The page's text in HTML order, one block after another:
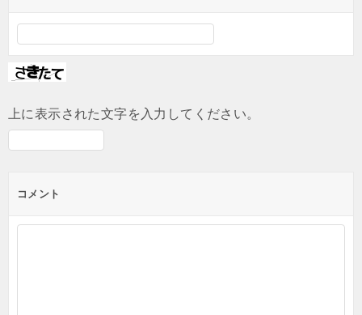
上に表示された文字を入力してください。
コメント